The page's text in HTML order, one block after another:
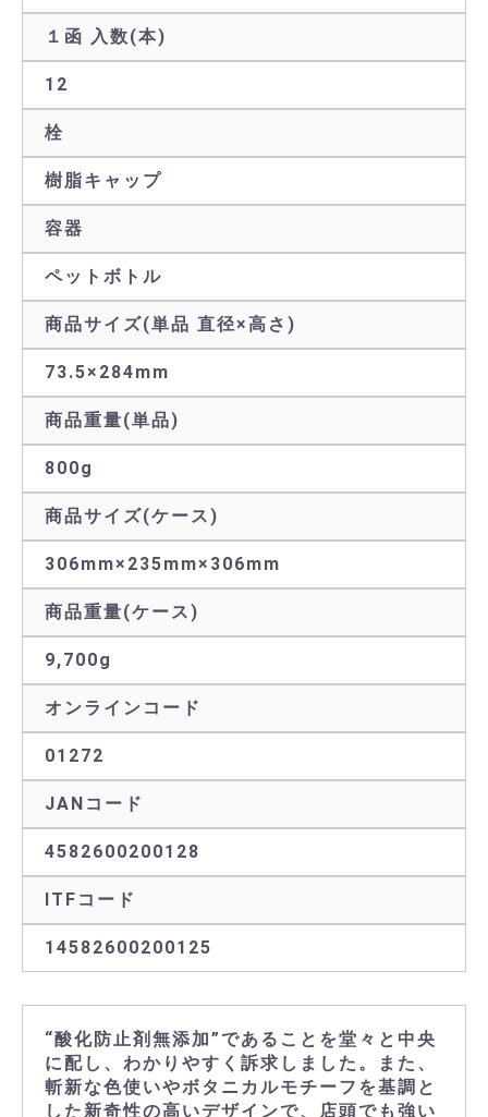
１函 入数(本)
12
栓
樹脂キャップ
容器
ペットボトル
商品サイズ(単品 直径×高さ)
73.5×284mm
商品重量(単品)
800g
商品サイズ(ケース)
306mm×235mm×306mm
商品重量(ケース)
9,700g
オンラインコード
01272
JANコード
4582600200128
ITFコード
14582600200125
“酸化防止剤無添加”であることを堂々と中央
に配し、わかりやすく訴求しました。また、
斬新な色使いやボタニカルモチーフを基調と
した新奇性の高いデザインで、店頭でも強い